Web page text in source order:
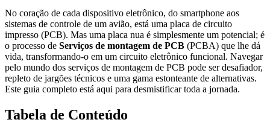
No coração de cada dispositivo eletrônico, do smartphone aos
sistemas de controle de um avião, está uma placa de circuito
impresso (PCB). Mas uma placa nua é simplesmente um potencial; é
o processo de Serviços de montagem de PCB (PCBA) que lhe dá
vida, transformando-o em um circuito eletrônico funcional. Navegar
pelo mundo dos serviços de montagem de PCB pode ser desafiador,
repleto de jargões técnicos e uma gama estonteante de alternativas.
Este guia completo está aqui para desmistificar toda a jornada.
Tabela de Conteúdo